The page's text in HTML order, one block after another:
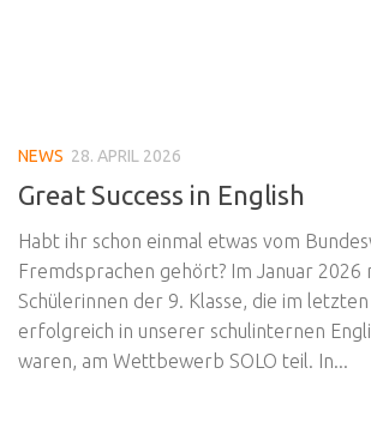
NEWS 28. APRIL 2026
Great Success in English
Habt ihr schon einmal etwas vom
Fremdsprachen gehört? Im Januar 2026
Schülerinnen der 9. Klasse, die im
erfolgreich in unserer schulinternen
waren, am Wettbewerb SOLO teil. In...